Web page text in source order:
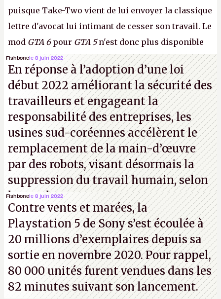
puisque Take-Two vient de lui envoyer la classique
lettre d'avocat lui intimant de cesser son travail. Le
mod GTA 6pour GTA 5n'est donc plus disponible
au téléchargement. Vous pouvez encore en voir
quelques bribes surcette vidéo YouTube.A.
Fishbonele 8 juin 2022
En réponse à l’adoption d’une loi
début 2022 améliorant la sécurité des
travailleurs et engageant la
responsabilité des entreprises, les
usines sud-coréennes accélèrent le
remplacement de la main-d’œuvre
par des robots, visant désormais la
suppression du travail humain, selon
les analystes.
Fishbonele 8 juin 2022
Contre vents et marées, la
Playstation 5 de Sony s’est écoulée à
20 millions d’exemplaires depuis sa
sortie en novembre 2020. Pour rappel,
80 000 unités furent vendues dans les
82 minutes suivant son lancement.